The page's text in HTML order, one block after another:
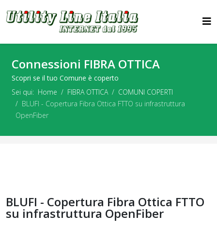
Connessioni FIBRA OTTICA
Scopri se il tuo Comune è coperto
Sei qui: Home FIBRA OTTICA
COMUNI COPERTI
BLUFI - Copertura Fibra Ottica FTTO su infrastruttura
OpenFiber
BLUFI - Copertura Fibra Ottica FTTO
su infrastruttura OpenFiber